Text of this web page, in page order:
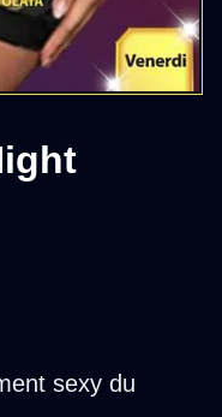
sexy du